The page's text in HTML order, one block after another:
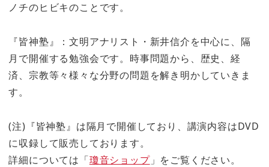
ノチのヒビキのことです。
『皆神塾』：文明アナリスト・新井信介を中心に、隔
月で開催する勉強会です。時事問題から、歴史、経
済、宗教等々様々な分野の問題を解き明かしていきま
す。
(注)『皆神塾』は隔月で開催しており、講演内容はDVD
に収録して販売しております。
詳細については「瓊音ショップ」をご覧ください。